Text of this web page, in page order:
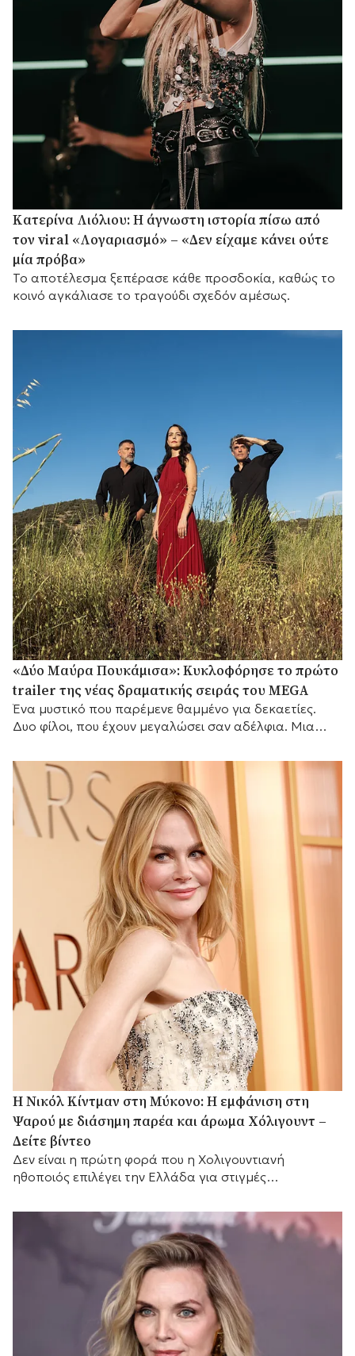
Κατερίνα Λιόλιου: Η άγνωστη ιστορία πίσω από
τον viral «Λογαριασμό» – «Δεν είχαμε κάνει ούτε
μία πρόβα»
Το αποτέλεσμα ξεπέρασε κάθε προσδοκία, καθώς το
κοινό αγκάλιασε το τραγούδι σχεδόν αμέσως.
«Δύο Μαύρα Πουκάμισα»: Κυκλοφόρησε το πρώτο
trailer της νέας δραματικής σειράς του MEGA
Ένα μυστικό που παρέμενε θαμμένο για δεκαετίες.
Δυο φίλοι, που έχουν μεγαλώσει σαν αδέλφια. Μια
H Νικόλ Κίντμαν στη Μύκονο: Η εμφάνιση στη
Ψαρού με διάσημη παρέα και άρωμα Χόλιγουντ –
Δείτε βίντεο
Δεν είναι η πρώτη φορά που η Χολιγουντιανή
ηθοποιός επιλέγει την Ελλάδα για στιγμές